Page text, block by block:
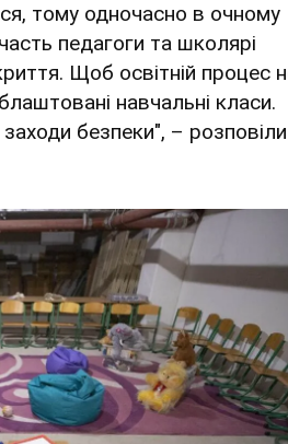
тому одночасно в очному
педагоги та школярі
Щоб освітній процес
навчальні класи.
безпеки", –